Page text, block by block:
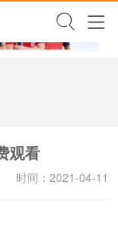
✕
观看
时间：2021-04-11